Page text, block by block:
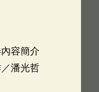
容簡介
潘光哲